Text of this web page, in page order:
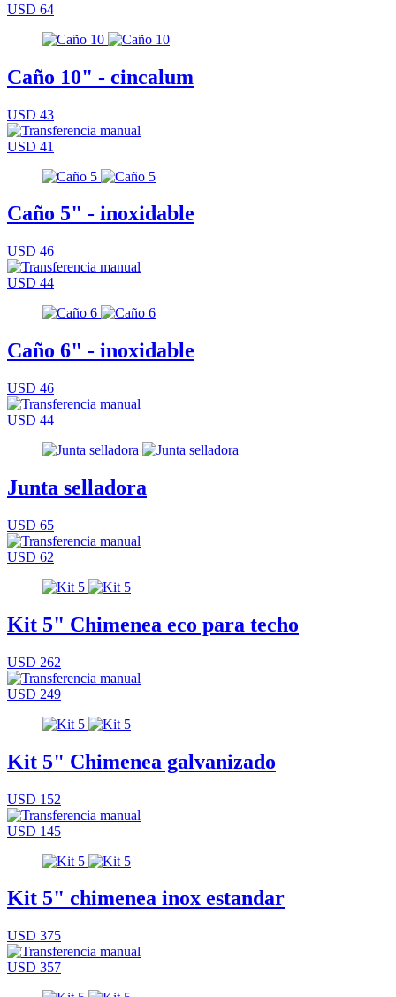
USD 64
Caño 10" - cincalum
USD 43
USD 41
Caño 5" - inoxidable
USD 46
USD 44
Caño 6" - inoxidable
USD 46
USD 44
Junta selladora
USD 65
USD 62
Kit 5" Chimenea eco para techo
USD 262
USD 249
Kit 5" Chimenea galvanizado
USD 152
USD 145
Kit 5" chimenea inox estandar
USD 375
USD 357